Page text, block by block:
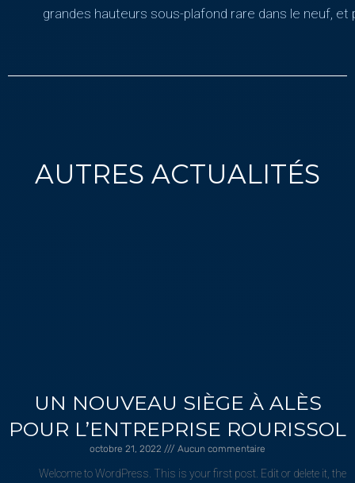
grandes hauteurs sous-plafond rare dans le neuf,
AUTRES ACTUALITÉS
UN NOUVEAU SIÈGE À ALÈS
POUR L’ENTREPRISE ROURISSOL
octobre 21, 2022 Aucun commentaire
Welcome to WordPress. This is your first post. Edit or delete it,